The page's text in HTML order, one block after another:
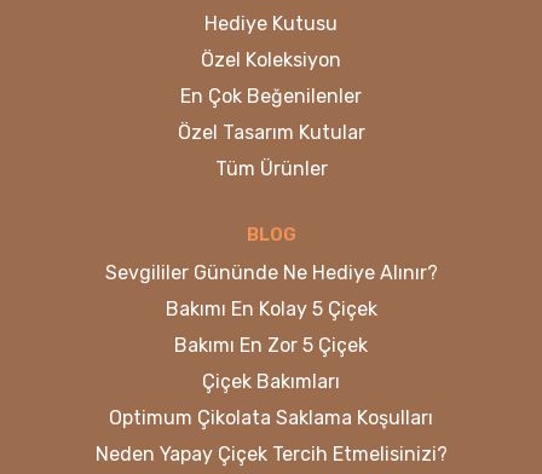
Hediye Kutusu
Özel Koleksiyon
En Çok Beğenilenler
Özel Tasarım Kutular
Tüm Ürünler
BLOG
Sevgililer Gününde Ne Hediye Alınır?
Bakımı En Kolay 5 Çiçek
Bakımı En Zor 5 Çiçek
Çiçek Bakımları
Optimum Çikolata Saklama Koşulları
Neden Yapay Çiçek Tercih Etmelisinizi?